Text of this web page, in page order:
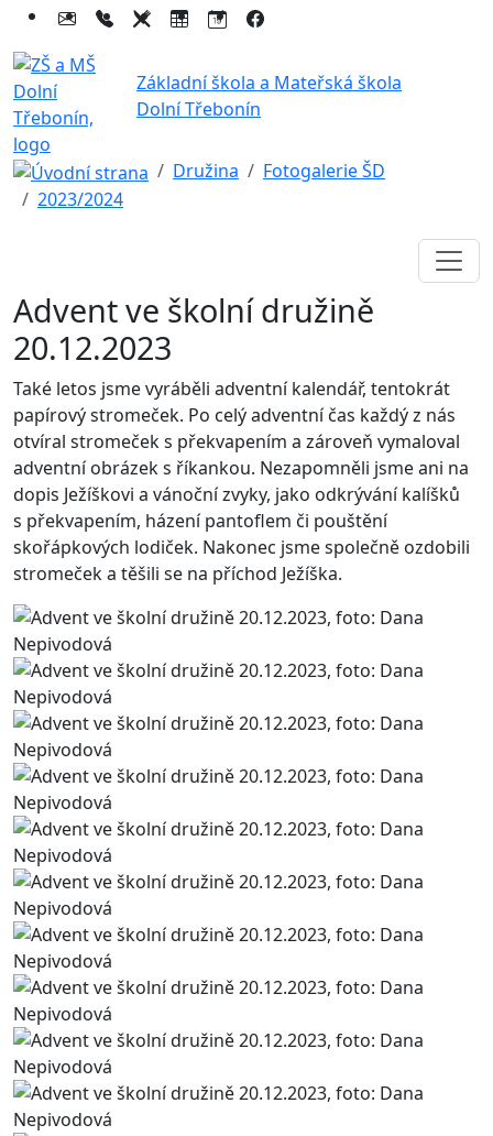
Základní škola a Mateřská škola
Dolní Třebonín
Družina
Fotogalerie ŠD
2023/2024
Advent ve školní družině
20.12.2023
Také letos jsme vyráběli adventní kalendář, tentokrát
papírový stromeček. Po celý adventní čas každý z nás
otvíral stromeček s překvapením a zároveň vymaloval
adventní obrázek s říkankou. Nezapomněli jsme ani na
dopis Ježíškovi a vánoční zvyky, jako odkrývání kalíšků
s překvapením, házení pantoflem či pouštění
skořápkových lodiček. Nakonec jsme společně ozdobili
stromeček a těšili se na příchod Ježíška.